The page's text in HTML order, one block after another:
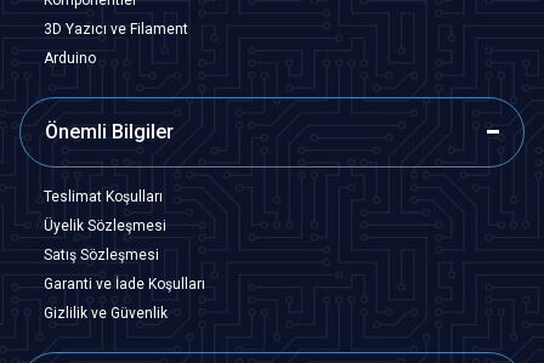
3D Yazıcı ve Filament
Arduino
Önemli Bilgiler
Teslimat Koşulları
Üyelik Sözleşmesi
Satış Sözleşmesi
Garanti ve İade Koşulları
Gizlilik ve Güvenlik